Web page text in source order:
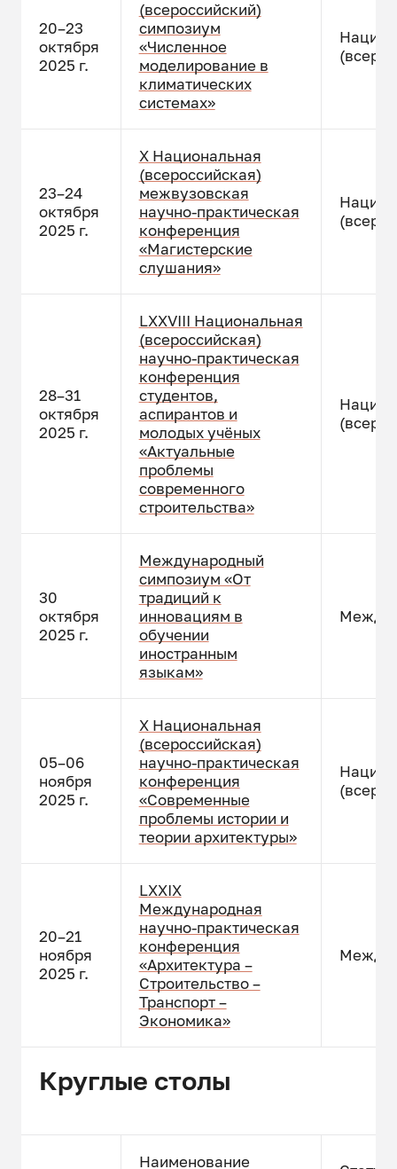
20–23
октября
2025 г.
(всероссийский)
симпозиум
«Численное
моделирование в
климатических
системах»
23–24
октября
2025 г.
X Национальная
(всероссийская)
межвузовская
научно-практическая
конференция
«Магистерские
слушания»
28–31
октября
2025 г.
LXXVIII Национальная
(всероссийская)
научно-практическая
конференция
студентов,
аспирантов и
молодых учёных
«Актуальные
проблемы
современного
строительства»
30
октября
2025 г.
Международный
симпозиум «От
традиций к
инновациям в
обучении
иностранным
языкам»
05–06
ноября
2025 г.
X Национальная
(всероссийская)
научно-практическая
конференция
«Современные
проблемы истории и
теории архитектуры»
20–21
ноября
2025 г.
LXXIX
Международная
научно-практическая
конференция
«Архитектура –
Строительство –
Транспорт –
Экономика»
Круглые столы
Наименование